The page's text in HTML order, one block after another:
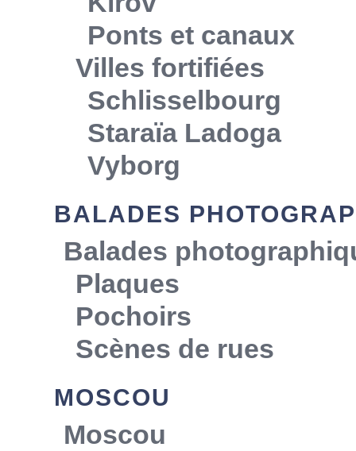
Ponts et canaux
Villes fortifiées
Schlisselbourg
Staraïa Ladoga
Vyborg
BALADES
Balades
Plaques
Pochoirs
Scènes de rues
MOSCOU
Moscou